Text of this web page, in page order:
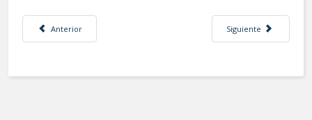
Artículo anterior: Una ciudad desigual y segregada no es sostenible
Anterior Artículo siguiente: Se
Siguiente